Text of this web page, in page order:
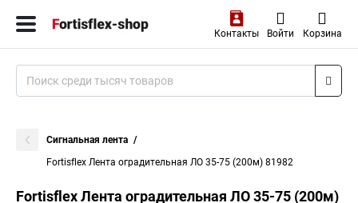
Контакты Войти Корзина
Сигнальная лента
Fortisflex Лента оградительная ЛО 35-75 (200м) 81982
Fortisflex Лента оградительная ЛО 35-75 (200м)